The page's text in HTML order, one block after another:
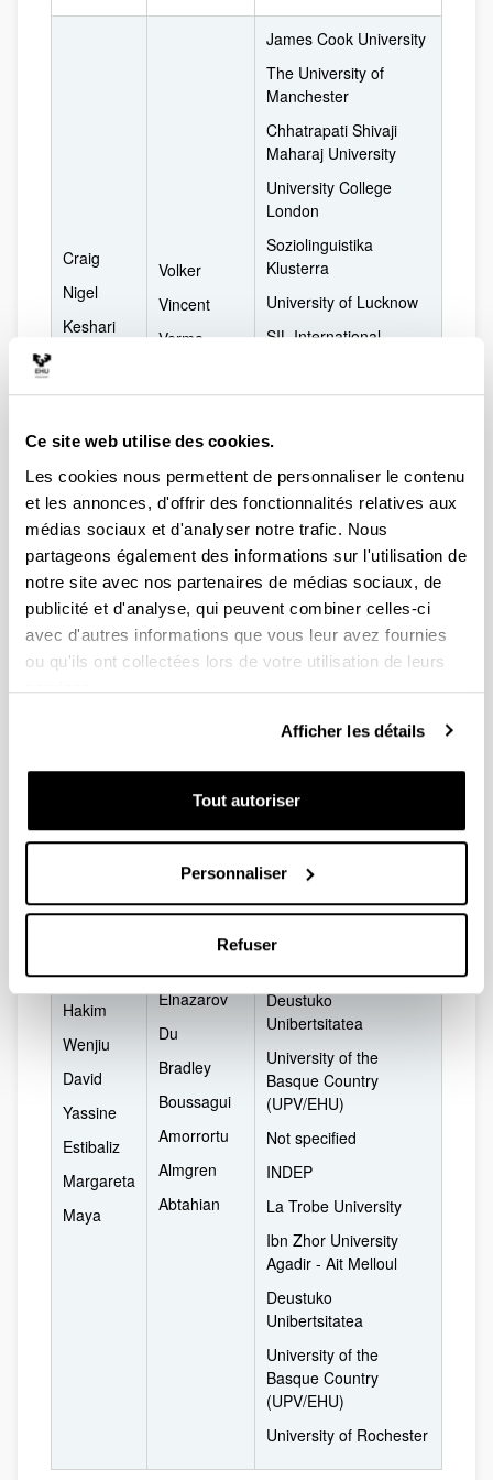
Ce site web utilise des cookies.
Les cookies nous permettent de personnaliser le contenu
et les annonces, d'offrir des fonctionnalités relatives aux
médias sociaux et d'analyser notre trafic. Nous
partageons également des informations sur l'utilisation de
notre site avec nos partenaires de médias sociaux, de
publicité et d'analyse, qui peuvent combiner celles-ci
avec d'autres informations que vous leur avez fournies
ou qu'ils ont collectées lors de votre utilisation de leurs
services.
Afficher les détails
Tout autoriser
Personnaliser
Refuser
Craig
Nigel
Keshari
Kavita
Netra
Mani
Ane
Justyna
Anik
Steven
Itziar
Ines
Hakim
Wenjiu
David
Yassine
Estibaliz
Margareta
Maya
Volker
Vincent
Verma
Rastogi
Rai
Osoba
Olko
Nandi
Mezhoud
Idiazabal
Goirigolzarri
Garaizar
Elnazarov
Du
Bradley
Boussagui
Amorrortu
Almgren
Abtahian
James Cook University
The University of
Manchester
Chhatrapati Shivaji
Maharaj University
University College
London
Soziolinguistika
Klusterra
University of Lucknow
SIL International
Elizade University,
State, Nigeria
Independent
researcher
University of Warsaw
Woxsen University
FEL
University of
Cambridge
University of the
(UPV/EHU)
University of Malaya
CLARIN ERIC / Utrecht
University
Alex Ekwueme Federal
University, Ndufu-Alike
University of the
Basque Country
Deustuko
Unibertsitatea
University of the
Basque Country
(UPV/EHU)
Not specified
INDEP
La Trobe University
Ibn Zhor University
Agadir - Ait Melloul
Deustuko
Unibertsitatea
University of the
Basque Country
(UPV/EHU)
University of Rochester